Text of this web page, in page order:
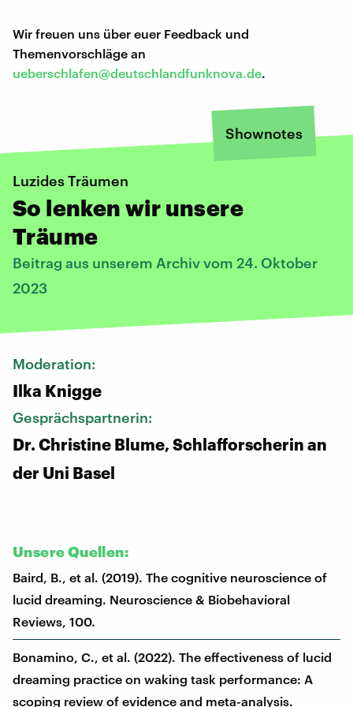
Wir freuen uns über euer Feedback und
Themenvorschläge an
ueberschlafen@deutschlandfunknova.de.
Shownotes
Luzides Träumen
So lenken wir unsere
Träume
Beitrag aus unserem Archiv vom 24. Oktober
2023
Moderation:
Ilka Knigge
Gesprächspartnerin:
Dr. Christine Blume, Schlafforscherin an
der Uni Basel
Unsere Quellen:
Baird, B., et al. (2019). The cognitive neuroscience of
lucid dreaming. Neuroscience & Biobehavioral
Reviews, 100.
Bonamino, C., et al. (2022). The effectiveness of lucid
dreaming practice on waking task performance: A
scoping review of evidence and meta-analysis.